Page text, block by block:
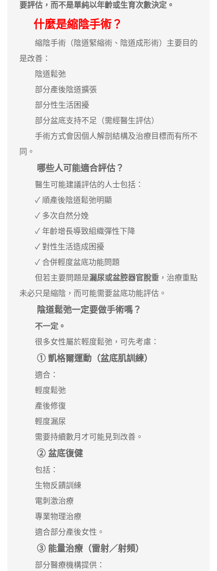
要評估，而不是單純以年齡或生育次數決定。
什麼是縮陰手術？
縮陰手術（陰道緊縮術、陰道成形術）主要目的
是改善：
陰道鬆弛
部分產後陰道擴張
部分性生活困擾
部分盆底支持不足（需經醫生評估）
手術方式會因個人解剖結構及治療目標而有所不
同。
哪些人可能適合評估？
醫生可能建議評估的人士包括：
✓ 順產後陰道鬆弛明顯
✓ 多次自然分娩
✓ 年齡增長導致組織彈性下降
✓ 對性生活造成困擾
✓ 合併輕度盆底功能問題
但若主要問題是漏尿或盆腔器官脫垂 ，治療重點
未必只是縮陰，而可能需要盆底功能評估。
陰道鬆弛一定要做手術嗎？
不一定。
很多女性屬於輕度鬆弛，可先考慮：
① 凱格爾運動（盆底肌訓練）
適合：
輕度鬆弛
產後修復
輕度漏尿
需要持續數月才可能見到改善。
② 盆底復健
包括：
生物反饋訓練
電刺激治療
專業物理治療
適合部分產後女性。
③ 能量治療（雷射／射頻）
部分醫療機構提供：